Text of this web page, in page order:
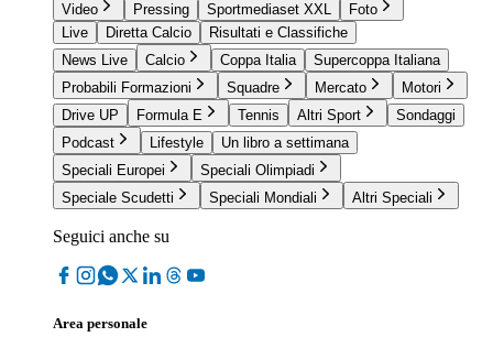
Video Pressing Sportmediaset XXL
Foto
Live
Diretta Calcio
Risultati e Classifiche
News Live
Calcio Coppa Italia
Supercoppa Italiana
Probabili Formazioni
Squadre Mercato
Motori
Drive UP
Formula E Tennis Altri Sport
Sondaggi
Podcast
Lifestyle
Un libro a settimana
Speciali Europei
Speciali Olimpiadi
Speciale Scudetti
Speciali Mondiali Altri Speciali
Seguici anche su
Area personale